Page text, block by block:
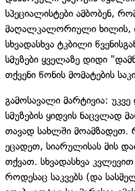
სპეციალისტები ამბობენ,
მაღალკალორიული ხილის,
სხვადასხვა ტკბილი
სმუზები ყველაზე დიდი
თქვენი წონის მომატების
გამოსავალი მარტივია:
სმუზების ყიდვის ნაცვლად
თავად სახლში მოამზადეთ.
ეცადეთ, სიარულისას მის
თქვათ. სხვადასხვა
როდესაც საკვებს (და